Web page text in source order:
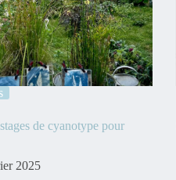
de cyanotype pour
2025